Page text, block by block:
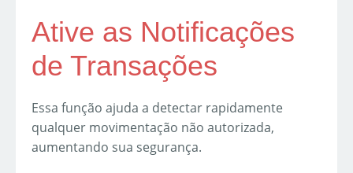
Ative as Notificações
de Transações
Essa função ajuda a detectar rapidamente
qualquer movimentação não autorizada,
aumentando sua segurança.